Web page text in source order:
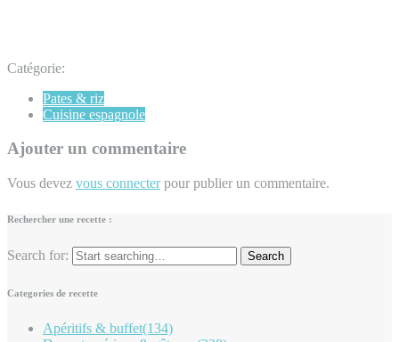
Catégorie:
Pates & riz
Cuisine espagnole
Ajouter un commentaire
Vous devez vous connecterpour publier un commentaire.
Rechercher une recette :
Search for:
Categories de recette
Apéritifs & buffet(134)